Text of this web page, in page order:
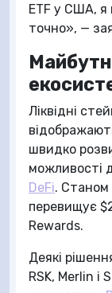
ETF у США, я
точно», —
Ліквідні
швидко
можливості
DeFi. Станом
перевищує
Rewards.
Деякі
RSK, Merlin